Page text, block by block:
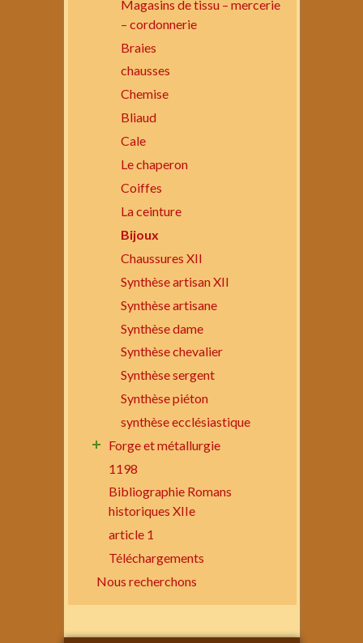
Magasins de tissu – mercerie
– cordonnerie
Braies
chausses
Chemise
Bliaud
Cale
Le chaperon
Coiffes
La ceinture
Bijoux
Chaussures XII
Synthèse artisan XII
Synthèse artisane
Synthèse dame
Synthèse chevalier
Synthèse sergent
Synthèse piéton
synthèse ecclésiastique
Forge et métallurgie
1198
Bibliographie Romans
historiques XIIe
article 1
Téléchargements
Nous recherchons